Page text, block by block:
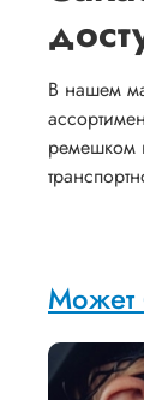
В нашем
ремешком
Может